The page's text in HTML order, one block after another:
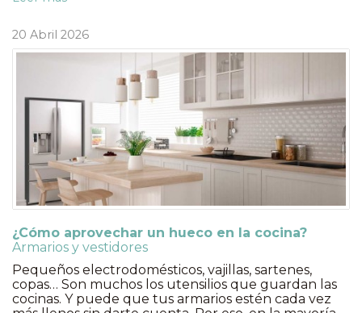
20 Abril 2026
¿Cómo aprovechar un hueco en la cocina?
Armarios y vestidores
Pequeños electrodomésticos, vajillas, sartenes,
copas… Son muchos los utensilios que guardan las
cocinas. Y puede que tus armarios estén cada vez